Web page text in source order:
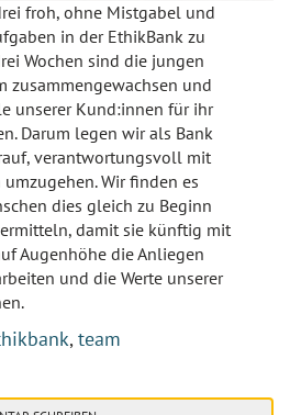
froh, ohne Mistgabel und
in der EthikBank zu
Wochen sind die jungen
zusammengewachsen und
unserer Kund:innen für ihr
Darum legen wir als Bank
verantwortungsvoll mit
Wir finden es
dies gleich zu Beginn
damit sie künftig mit
Augenhöhe die Anliegen
und die Werte unserer
,team